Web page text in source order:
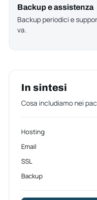
Backup e assistenza
Backup periodici e
va.
In sintesi
Cosa includiamo nei
Hosting
Email
SSL
Backup